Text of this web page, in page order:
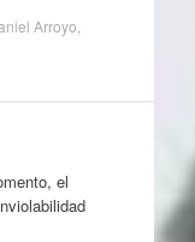
Arroyo
el